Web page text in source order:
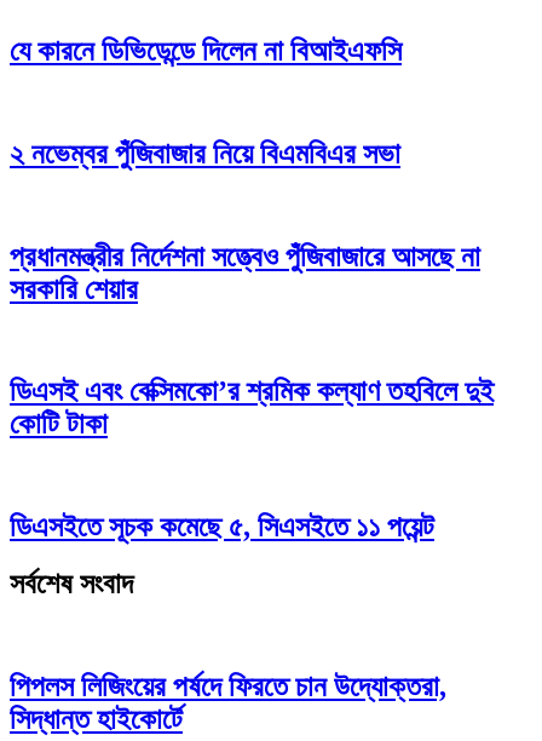
যে কারনে ডিভিডেন্ডে দিলেন না বিআইএফসি
২ নভেম্বর পুঁজিবাজার নিয়ে বিএমবিএর সভা
প্রধানমন্ত্রীর নির্দেশনা সত্ত্বেও পুঁজিবাজারে আসছে না
সরকারি শেয়ার
ডিএসই এবং বেক্সিমকো’র শ্রমিক কল্যাণ তহবিলে দুই
কোটি টাকা
ডিএসইতে সূচক কমেছে ৫, সিএসইতে ১১ পয়েন্ট
সর্বশেষ সংবাদ
পিপলস লিজিংয়ের পর্ষদে ফিরতে চান উদ্যোক্তরা,
সিদ্ধান্ত হাইকোর্টে